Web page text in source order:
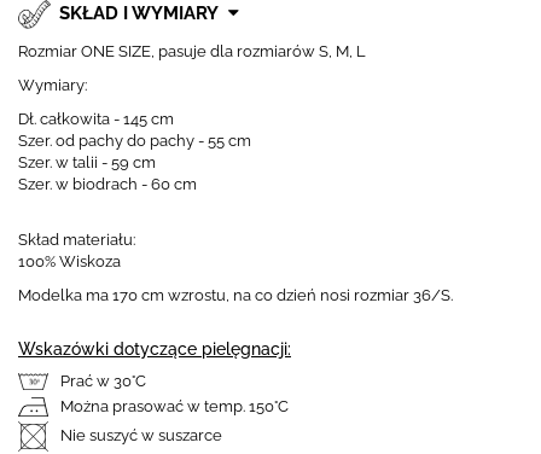
SKŁAD I WYMIARY
Rozmiar ONE SIZE, pasuje dla rozmiarów S, M, L
Wymiary:
Dł. całkowita - 145 cm
Szer. od pachy do pachy - 55 cm
Szer. w talii - 59 cm
Szer. w biodrach - 60 cm
Skład materiału:
100% Wiskoza
Modelka ma 170 cm wzrostu, na co dzień nosi rozmiar 36/S.
Wskazówki dotyczące pielęgnacji:
Prać w 30°C
Można prasować w temp. 150°C
Nie suszyć w suszarce